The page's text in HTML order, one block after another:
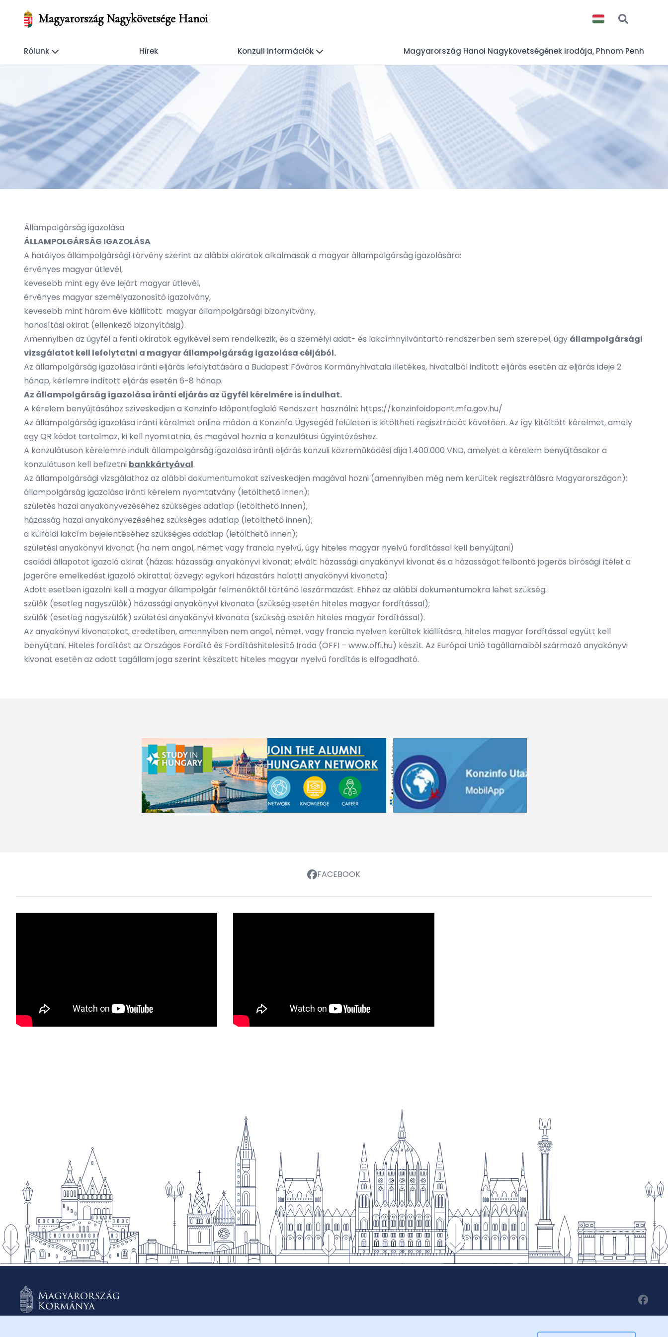
Magyarország Nagykövetsége Hanoi
Rólunk Hírek Konzuli információk Magyarország Hanoi Nagykövetségének Irodája, Phnom Penh
Állampolgárság igazolása
ÁLLAMPOLGÁRSÁG IGAZOLÁSA
A hatályos állampolgársági törvény szerint az alábbi okiratok alkalmasak a magyar állampolgárság igazolására:
érvényes magyar útlevél,
kevesebb mint egy éve lejárt magyar útlevél,
érvényes magyar személyazonosító igazolvány,
kevesebb mint három éve kiállított magyar állampolgársági bizonyítvány,
honosítási okirat (ellenkező bizonyításig).
Amennyiben az ügyfél a fenti okiratok egyikével sem rendelkezik, és a személyi adat- és lakcímnyilvántartó rendszerben sem szerepel, úgy állampolgársági
vizsgálatot kell lefolytatni a magyar állampolgárság igazolása céljából.
Az állampolgárság igazolása iránti eljárás lefolytatására a Budapest Főváros Kormányhivatala illetékes, hivatalból indított eljárás esetén az eljárás ideje 2
hónap, kérlemre indított eljárás esetén 6-8 hónap.
Az állampolgárság igazolása iránti eljárás az ügyfél kérelmére is indulhat.
A kérelem benyújtásához szíveskedjen a Konzinfo Időpontfoglaló Rendszert használni: https://konzinfoidopont.mfa.gov.hu/
Az állampolgárság igazolása iránti kérelmet online módon a Konzinfo Ügysegéd felületen is kitöltheti regisztrációt követően. Az így kitöltött kérelmet, amely
egy QR kódot tartalmaz, ki kell nyomtatnia, és magával hoznia a konzulátusi ügyintézéshez.
A konzulátuson kérelemre indult állampolgárság igazolása iránti eljárás konzuli közreműködési díja 1.400.000 VND, amelyet a kérelem benyújtásakor a
konzulátuson kell befizetni bankkártyával.
Az állampolgársági vizsgálathoz az alábbi dokumentumokat szíveskedjen magával hozni (amennyiben még nem kerültek regisztrálásra Magyarországon):
állampolgárság igazolása iránti kérelem nyomtatvány (letölthető innen);
születés hazai anyakönyvezéséhez szükséges adatlap (letölthető innen);
házasság hazai anyakönyvezéséhez szükséges adatlap (letölthető innen);
a külföldi lakcím bejelentéséhez szükséges adatlap (letölthető innen);
születési anyakönyvi kivonat (ha nem angol, német vagy francia nyelvű, úgy hiteles magyar nyelvű fordítással kell benyújtani)
családi állapotot igazoló okirat (házas: házassági anyakönyvi kivonat; elvált: házassági anyakönyvi kivonat és a házasságot felbontó jogerős bírósági ítélet a
jogerőre emelkedést igazoló okirattal; özvegy: egykori házastárs halotti anyakönyvi kivonata)
Adott esetben igazolni kell a magyar állampolgár felmenőktől történő leszármazást. Ehhez az alábbi dokumentumokra lehet szükség:
szülők (esetleg nagyszülők) házassági anyakönyvi kivonata (szükség esetén hiteles magyar fordítással);
szülők (esetleg nagyszülők) születési anyakönyvi kivonata (szükség esetén hiteles magyar fordítással).
Az anyakönyvi kivonatokat, eredetiben, amennyiben nem angol, német, vagy francia nyelven kerültek kiállításra, hiteles magyar fordítással együtt kell
benyújtani. Hiteles fordítást az Országos Fordító és Fordításhitelesítő Iroda (OFFI – www.offi.hu) készít. Az Európai Unió tagállamaiból származó anyakönyvi
kivonat esetén az adott tagállam joga szerint készített hiteles magyar nyelvű fordítás is elfogadható.
FACEBOOK